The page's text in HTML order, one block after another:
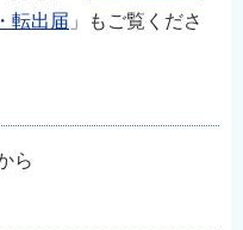
転出届 」もご覧くださ
ら